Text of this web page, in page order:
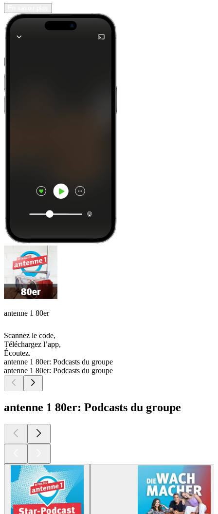
antenne 1 80er
Scannez le code,
Téléchargez l’app,
Écoutez.
antenne 1 80er: Podcasts du groupe
antenne 1 80er: Podcasts du groupe
antenne 1 80er: Podcasts du groupe